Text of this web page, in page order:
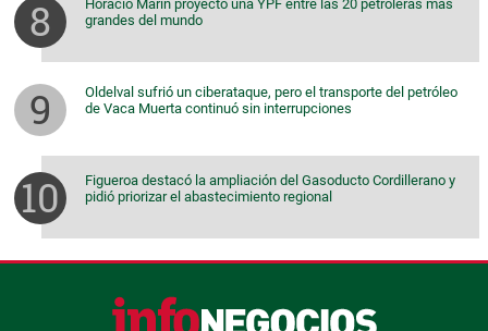
Horacio Marín proyectó una YPF entre las 20 petroleras más
grandes del mundo
Oldelval sufrió un ciberataque, pero el transporte del petróleo
de Vaca Muerta continuó sin interrupciones
Figueroa destacó la ampliación del Gasoducto Cordillerano y
pidió priorizar el abastecimiento regional